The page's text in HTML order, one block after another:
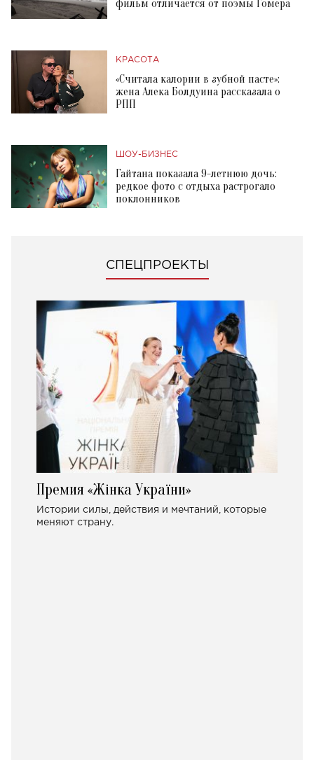
фильм отличается от поэмы Гомера
КРАСОТА
«Считала калории в зубной пасте»:
жена Алека Болдуина рассказала о
РПП
ШОУ-БИЗНЕС
Гайтана показала 9-летнюю дочь:
редкое фото с отдыха растрогало
поклонников
СПЕЦПРОЕКТЫ
Премия «Жінка України»
Истории силы, действия и мечтаний, которые
меняют страну.